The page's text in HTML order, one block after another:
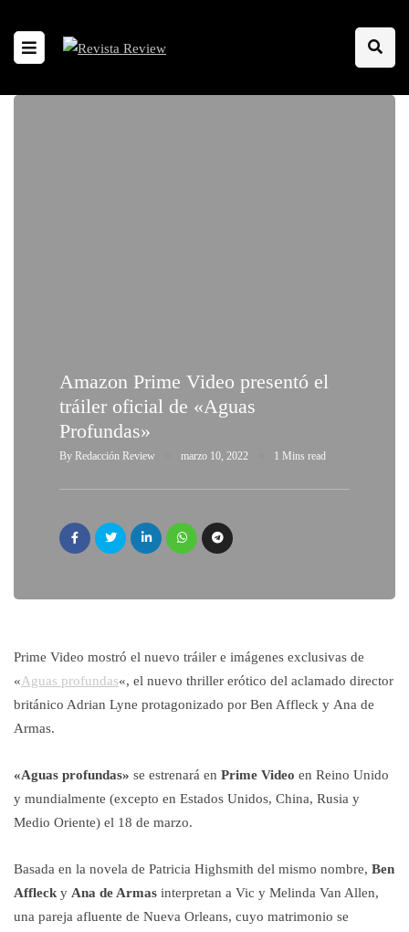
Amazon Prime Video presentó el
tráiler oficial de «Aguas
Profundas»
By Redacción Review marzo 10, 2022 1 Mins read
Prime Video mostró el nuevo tráiler e imágenes exclusivas de
«Aguas profundas«, el nuevo thriller erótico del aclamado director
británico Adrian Lyne protagonizado por Ben Affleck y Ana de
Armas.
«Aguas profundas» se estrenará en Prime Video en Reino Unido
y mundialmente (excepto en Estados Unidos, China, Rusia y
Medio Oriente) el 18 de marzo.
Basada en la novela de Patricia Highsmith del mismo nombre, Ben
Affleck y Ana de Armas interpretan a Vic y Melinda Van Allen,
una pareja afluente de Nueva Orleans, cuyo matrimonio se